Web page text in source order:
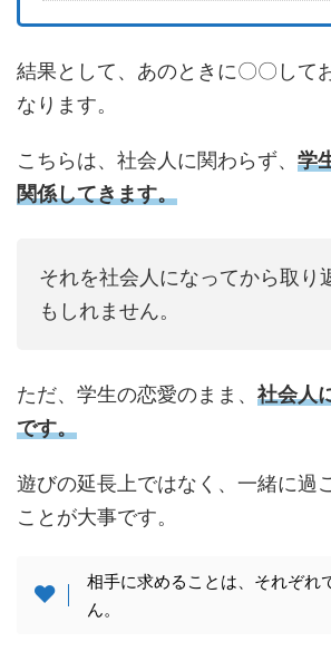
結果として、あのときに〇〇して
なります。
こちらは、社会人に関わらず、 学
関係してきます。
それを社会人になってから取り
もしれません。
ただ、学生の恋愛のまま、 社会人
です。
遊びの延長上ではなく、一緒に過
ことが大事です。
相手に求めることは、それぞれ
ん。